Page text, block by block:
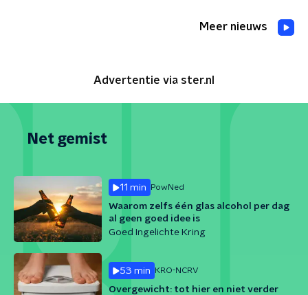
Meer nieuws
Advertentie via ster.nl
Net gemist
11 min PowNed
Waarom zelfs één glas alcohol per dag
al geen goed idee is
Goed Ingelichte Kring
53 min KRO-NCRV
Overgewicht: tot hier en niet verder